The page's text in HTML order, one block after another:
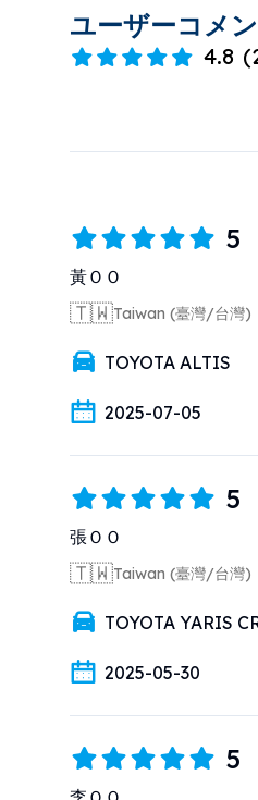
ユーザーコメ
4.8 (
5
黃ＯＯ
🇹🇼Taiwan (臺灣/台灣)
TOYOTA ALTIS
2025-07-05
5
張ＯＯ
🇹🇼Taiwan (臺灣/台灣)
TOYOTA YARIS
2025-05-30
5